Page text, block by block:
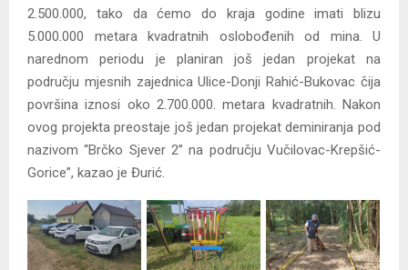
2.500.000, tako da ćemo do kraja godine imati blizu
5.000.000 metara kvadratnih oslobođenih od mina. U
narednom periodu je planiran još jedan projekat na
području mjesnih zajednica Ulice-Donji Rahić-Bukovac čija
površina iznosi oko 2.700.000. metara kvadratnih. Nakon
ovog projekta preostaje još jedan projekat deminiranja pod
nazivom “Brčko Sjever 2” na području Vučilovac-Krepšić-
Gorice”, kazao je Đurić.